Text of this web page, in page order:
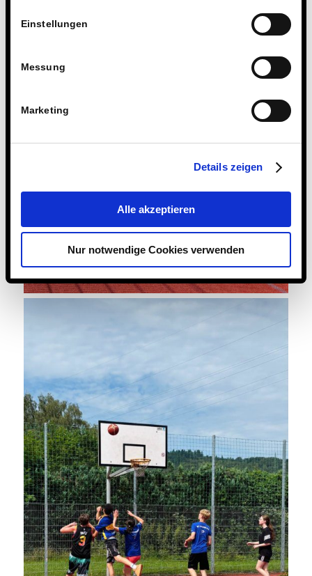
Einstellungen
Messung
Marketing
Details zeigen
Alle akzeptieren
Nur notwendige Cookies verwenden